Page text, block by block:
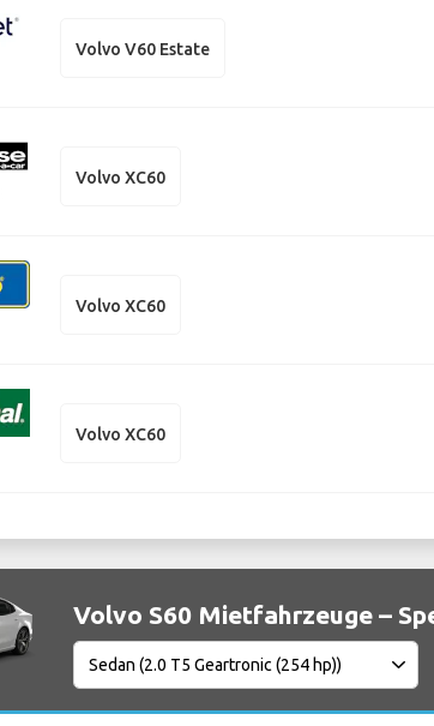
Volvo V60 Estate
Volvo XC60
Volvo XC60
Volvo XC60
Volvo S60 Mietfahrzeuge –